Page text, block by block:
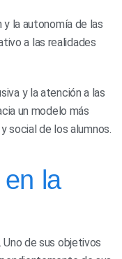
la autonomía de las
a las realidades
y la atención a las
un modelo más
social de los alumnos.
la
Uno de sus objetivos